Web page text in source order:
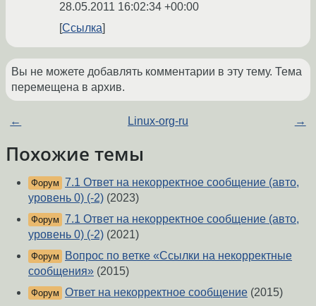
28.05.2011 16:02:34 +00:00
Ссылка
Вы не можете добавлять комментарии в эту тему. Тема
перемещена в архив.
← Linux-org-ru →
Похожие темы
Форум 7.1 Ответ на некорректное сообщение (авто,
уровень 0) (-2) (2023)
Форум 7.1 Ответ на некорректное сообщение (авто,
уровень 0) (-2) (2021)
Форум
Вопрос по ветке «Ссылки на некорректные
сообщения» (2015)
Форум Ответ на некорректное сообщение (2015)